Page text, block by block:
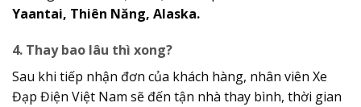
Yaantai, Thiên Năng, Alaska.
4. Thay bao lâu thì xong?
Sau khi tiếp nhận đơn của khách hàng, nhân viên Xe
Đạp Điện Việt Nam sẽ đến tận nhà thay bình, thời gian